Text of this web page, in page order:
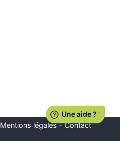
Mentions légales-Contact